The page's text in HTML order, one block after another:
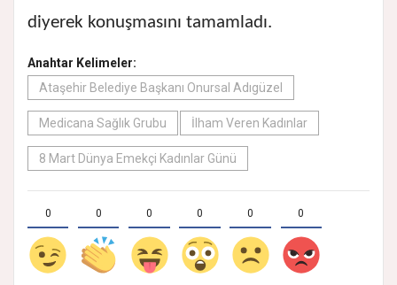
diyerek konuşmasını tamamladı.
Anahtar Kelimeler:
Ataşehir Belediye Başkanı Onursal Adıgüzel
Medicana Sağlık Grubu İlham Veren Kadınlar
8 Mart Dünya Emekçi Kadınlar Günü
0 0 0 0 0 0